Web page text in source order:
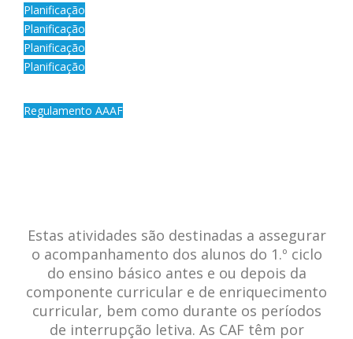
Planificação
Planificação
Planificação
Planificação
Regulamento AAAF
Estas atividades são destinadas a assegurar
o acompanhamento dos alunos do 1.º ciclo
do ensino básico antes e ou depois da
componente curricular e de enriquecimento
curricular, bem como durante os períodos
de interrupção letiva. As CAF têm por